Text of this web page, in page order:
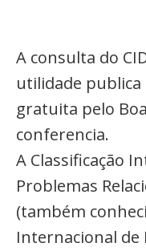
A consulta do
utilidade
gratuita pelo
conferencia.
A Classificação
Problemas
(também
Internacional de